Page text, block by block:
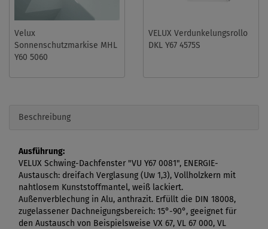
Velux
Sonnenschutzmarkise MHL
Y60 5060
VELUX Verdunkelungsrollo
DKL Y67 4575S
Beschreibung
Ausführung:
VELUX Schwing-Dachfenster "VU Y67 0081", ENERGIE-
Austausch: dreifach Verglasung (Uw 1,3), Vollholzkern mit
nahtlosem Kunststoffmantel, weiß lackiert.
Außenverblechung in Alu, anthrazit. Erfüllt die DIN 18008,
zugelassener Dachneigungsbereich: 15°-90°, geeignet für
den Austausch von Beispielsweise VX 67, VL 67 000, VL